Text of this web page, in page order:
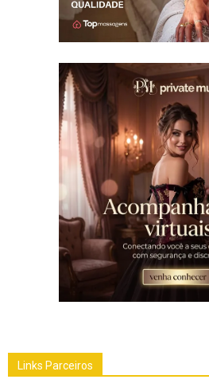
Links Parceiros